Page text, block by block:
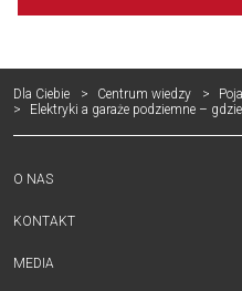
Dla Ciebie Centrum wiedzy
Elektryki a garaże podziemne –
O NAS
KONTAKT
MEDIA